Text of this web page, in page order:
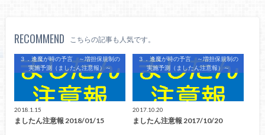
RECOMMEND こちらの記事も人気です。
３．逢魔が時の予言 ～増担保規制の
実施予測（ましたん注意報）～
2018.1.15
ましたん注意報 2018/01/15
３．逢魔が時の予言 ～増担保規制の
実施予測（ましたん注意報）～
2017.10.20
ましたん注意報 2017/10/20